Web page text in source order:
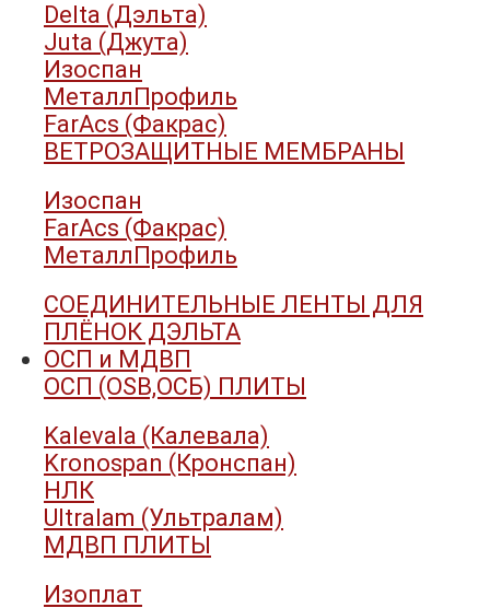
Delta (Дэльта)
Juta (Джута)
Изоспан
МеталлПрофиль
FarAcs (Факрас)
ВЕТРОЗАЩИТНЫЕ МЕМБРАНЫ
Изоспан
FarAcs (Факрас)
МеталлПрофиль
СОЕДИНИТЕЛЬНЫЕ ЛЕНТЫ ДЛЯ
ПЛЁНОК ДЭЛЬТА
ОСП и МДВП
ОСП (OSB,ОСБ) ПЛИТЫ
Kalevala (Калевала)
Kronospan (Кронспан)
НЛК
Ultralam (Ультралам)
МДВП ПЛИТЫ
Изоплат